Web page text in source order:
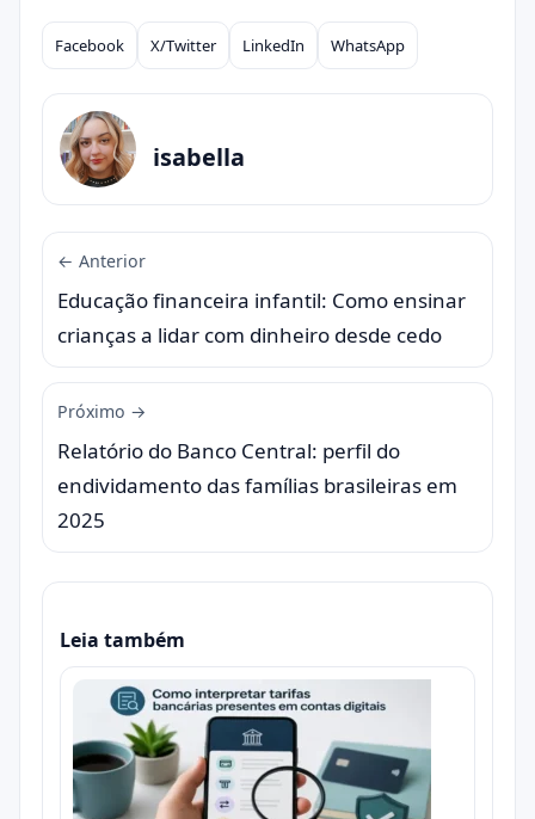
Compartilhar
Facebook X/Twitter LinkedIn WhatsApp
isabella
← Anterior
Educação financeira infantil: Como ensinar
crianças a lidar com dinheiro desde cedo
Próximo →
Relatório do Banco Central: perfil do
endividamento das famílias brasileiras em
2025
Leia também